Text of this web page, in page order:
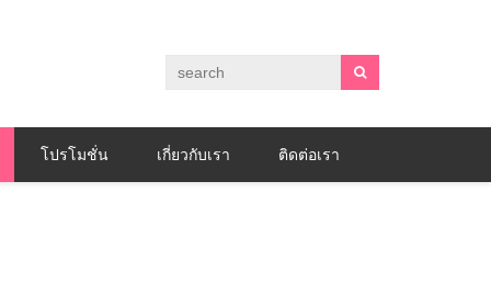
โปรโมชั่น เกี่ยวกับเรา ติดต่อเรา